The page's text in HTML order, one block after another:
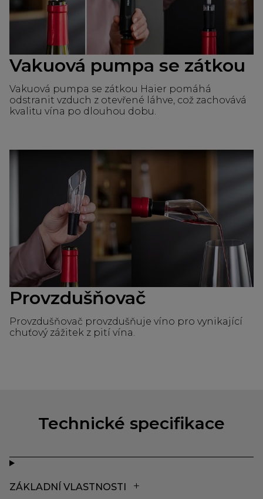
Vakuová pumpa se zátkou
Vakuová pumpa se zátkou Haier pomáhá
odstranit vzduch z otevřené láhve, což zachovává
kvalitu vína po dlouhou dobu.
Provzdušňovač
Provzdušňovač provzdušňuje víno pro vynikající
chuťový zážitek z pití vína.
Technické specifikace
ZÁKLADNÍ VLASTNOSTI